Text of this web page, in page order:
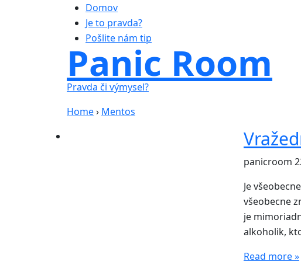
Domov
Je to pravda?
Pošlite nám tip
Panic Room
Pravda či výmysel?
Home› Mentos
panicroom
Je
všeobecne
je
alkoholik,
Read more »